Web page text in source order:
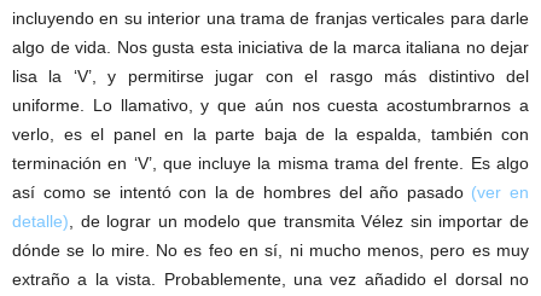
incluyendo en su interior una trama de franjas verticales para darle
algo de vida. Nos gusta esta iniciativa de la marca italiana no dejar
lisa la ‘V’, y permitirse jugar con el rasgo más distintivo del
uniforme. Lo llamativo, y que aún nos cuesta acostumbrarnos a
verlo, es el panel en la parte baja de la espalda, también con
terminación en ‘V’, que incluye la misma trama del frente. Es algo
así como se intentó con la de hombres del año pasado (ver en
detalle) , de lograr un modelo que transmita Vélez sin importar de
dónde se lo mire. No es feo en sí, ni mucho menos, pero es muy
extraño a la vista. Probablemente, una vez añadido el dorsal no